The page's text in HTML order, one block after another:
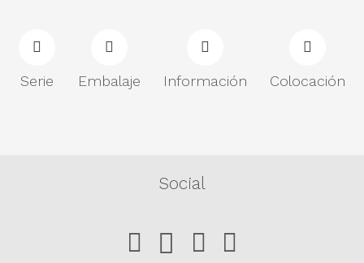
Serie Embalaje Información Colocación
Social